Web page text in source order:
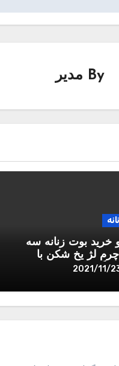
By مدیر
خرید بوت زنانه سه
لژ یخ شکن با
2021/11/